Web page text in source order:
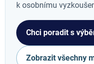
k osobnímu
Chci poradit s
Zobrazit všechny